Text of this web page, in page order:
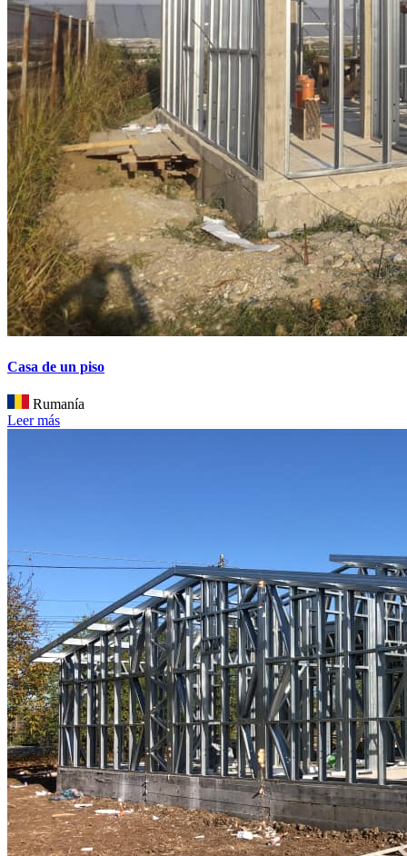
Casa de un piso
Rumanía
Leer más